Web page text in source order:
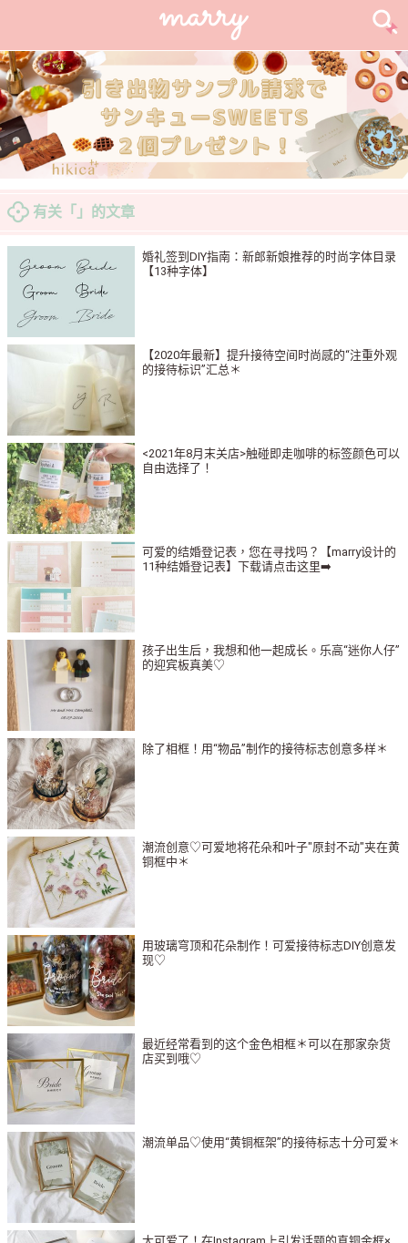
有关「」的文章
婚礼签到DIY指南：新郎新娘推荐的时尚字体目录
【13种字体】
【2020年最新】提升接待空间时尚感的“注重外观
的接待标识”汇总＊
<2021年8月末关店>触碰即走咖啡的标签颜色可以
自由选择了！
可爱的结婚登记表，您在寻找吗？【marry设计的
11种结婚登记表】下载请点击这里➡️
孩子出生后，我想和他一起成长。乐高“迷你人仔”
的迎宾板真美♡
除了相框！用“物品”制作的接待标志创意多样＊
潮流创意♡可爱地将花朵和叶子"原封不动"夹在黄
铜框中＊
用玻璃穹顶和花朵制作！可爱接待标志DIY创意发
现♡
最近经常看到的这个金色相框＊可以在那家杂货
店买到哦♡
潮流单品♡使用“黄铜框架”的接待标志十分可爱＊